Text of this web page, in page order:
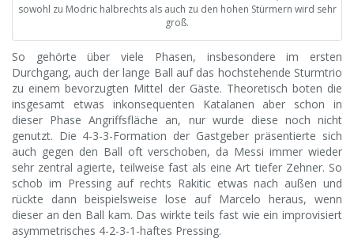
sowohl zu Modric halbrechts als auch zu den hohen Stürmern wird sehr
groß.
So gehörte über viele Phasen, insbesondere im ersten
Durchgang, auch der lange Ball auf das hochstehende Sturmtrio
zu einem bevorzugten Mittel der Gäste. Theoretisch boten die
insgesamt etwas inkonsequenten Katalanen aber schon in
dieser Phase Angriffsfläche an, nur wurde diese noch nicht
genutzt. Die 4-3-3-Formation der Gastgeber präsentierte sich
auch gegen den Ball oft verschoben, da Messi immer wieder
sehr zentral agierte, teilweise fast als eine Art tiefer Zehner. So
schob im Pressing auf rechts Rakitic etwas nach außen und
rückte dann beispielsweise lose auf Marcelo heraus, wenn
dieser an den Ball kam. Das wirkte teils fast wie ein improvisiert
asymmetrisches 4-2-3-1-haftes Pressing.